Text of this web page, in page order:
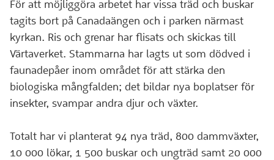
För att möjliggöra arbetet har vissa träd och buskar
tagits bort på Canadaängen och i parken närmast
kyrkan. Ris och grenar har flisats och skickas till
Värtaverket. Stammarna har lagts ut som dödved i
faunadepåer inom området för att stärka den
biologiska mångfalden; det bildar nya boplatser för
insekter, svampar andra djur och växter.
Totalt har vi planterat 94 nya träd, 800 dammväxter,
10 000 lökar, 1 500 buskar och ungträd samt 20 000